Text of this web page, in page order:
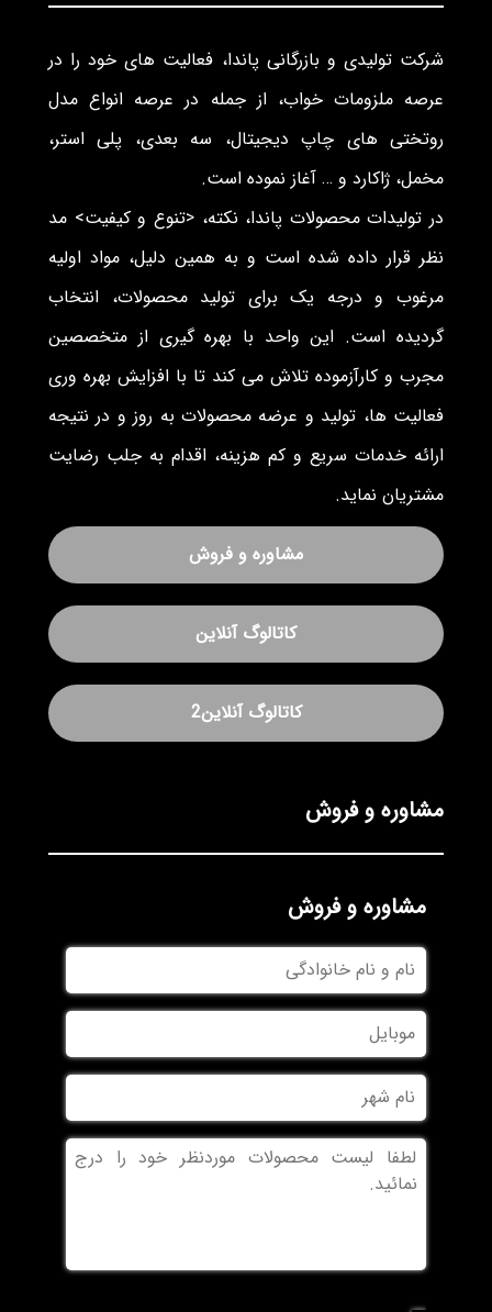
شرکت تولیدی و بازرگانی پاندا، فعالیت های خود را در
عرصه ملزومات خواب، از جمله در عرصه انواع مدل
روتختی های چاپ دیجیتال، سه بعدی، پلی استر،
مخمل، ژاکارد و … آغاز نموده است.
در تولیدات محصولات پاندا، نکته، <تنوع و کیفیت> مد
نظر قرار داده شده است و به همین دلیل، مواد اولیه
مرغوب و درجه یک برای تولید محصولات، انتخاب
گردیده است. این واحد با بهره گیری از متخصصین
مجرب و کارآزموده تلاش می کند تا با افزایش بهره وری
فعالیت ها، تولید و عرضه محصولات به روز و در نتیجه
ارائه خدمات سریع و کم هزینه، اقدام به جلب رضایت
مشتریان نماید.
مشاوره و فروش
کاتالوگ آنلاین
کاتالوگ آنلاین2
مشاوره و فروش
مشاوره و فروش
نام
و
نام
خانوادگی
موبایل
نام
شهر
بدون
عنوان